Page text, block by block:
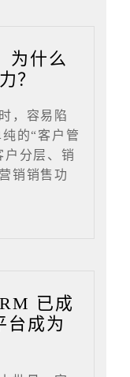
为什么
？
，容易陷
的“客户管
户分层、销
销销售功
已成
台成为